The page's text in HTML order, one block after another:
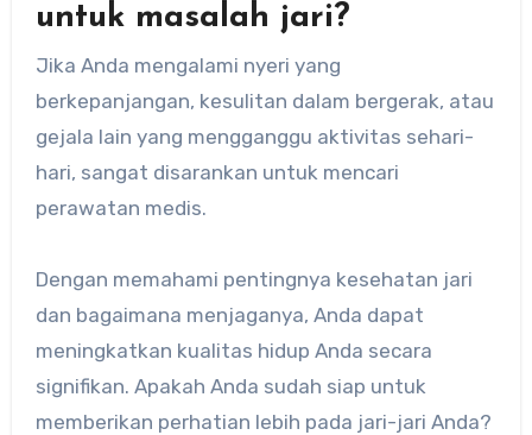
untuk masalah jari?
Jika Anda mengalami nyeri yang
berkepanjangan, kesulitan dalam bergerak, atau
gejala lain yang mengganggu aktivitas sehari-
hari, sangat disarankan untuk mencari
perawatan medis.
Dengan memahami pentingnya kesehatan jari
dan bagaimana menjaganya, Anda dapat
meningkatkan kualitas hidup Anda secara
signifikan. Apakah Anda sudah siap untuk
memberikan perhatian lebih pada jari-jari Anda?